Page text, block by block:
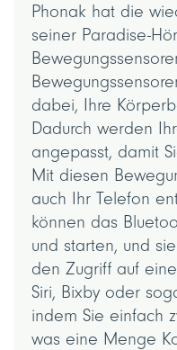
Phonak hat die
seiner Paradise-
dabei, Ihre
Dadurch werden
angepasst, damit
Mit diesen
auch Ihr Telefon
können das
und starten, und
den Zugriff auf
Siri, Bixby oder
indem Sie einfach
was eine Menge